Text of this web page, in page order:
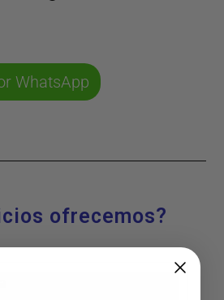
WhatsApp
ofrecemos?